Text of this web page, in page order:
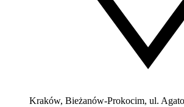
Kraków, Bieżanów-Prokocim, ul.